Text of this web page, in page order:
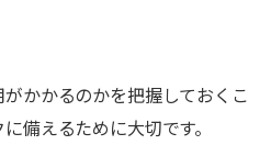
かかるのかを把握しておくこ
備えるために大切です。